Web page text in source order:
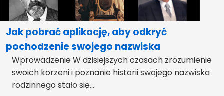
Jak pobrać aplikację, aby odkryć
pochodzenie swojego nazwiska
Wprowadzenie W dzisiejszych czasach zrozumienie
swoich korzeni i poznanie historii swojego nazwiska
rodzinnego stało się...